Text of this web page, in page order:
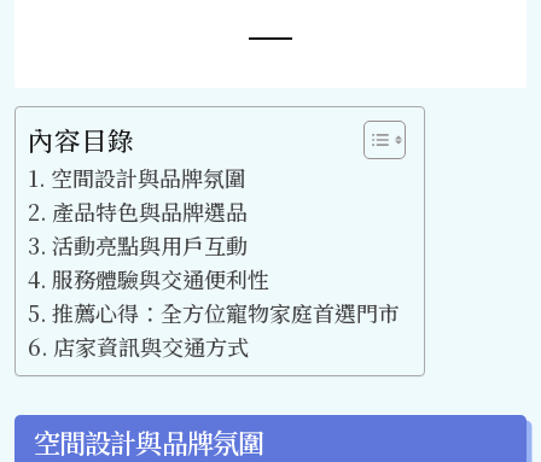
內容目錄
空間設計與品牌氛圍
產品特色與品牌選品
活動亮點與用戶互動
服務體驗與交通便利性
推薦心得：全方位寵物家庭首選門市
店家資訊與交通方式
空間設計與品牌氛圍